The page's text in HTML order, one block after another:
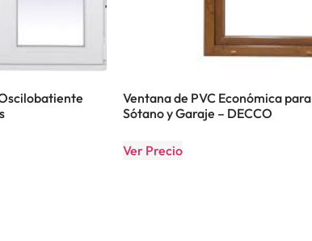
Ventana de PVC Económica para
Sótano y Garaje – DECCO
Ver Precio